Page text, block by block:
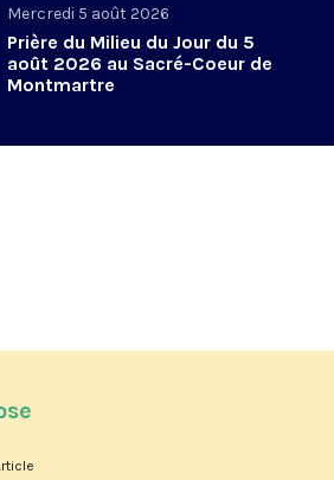
Mercredi 5 août 2026
Prière du Milieu du Jour du 5
août 2026 au Sacré-Coeur de
Montmartre